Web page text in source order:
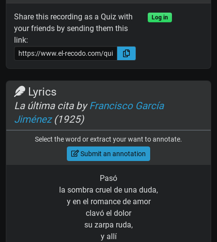
Share this recording as a Quiz with
your friends by sending them this
link:
Log in
Lyrics
La última cita byFrancisco García
Jiménez(1925)
Select the word or extract your want to annotate.
Submit an annotation
Pasó
la sombra cruel de una duda,
y en el romance de amor
clavó el dolor
su zarpa ruda,
y allí